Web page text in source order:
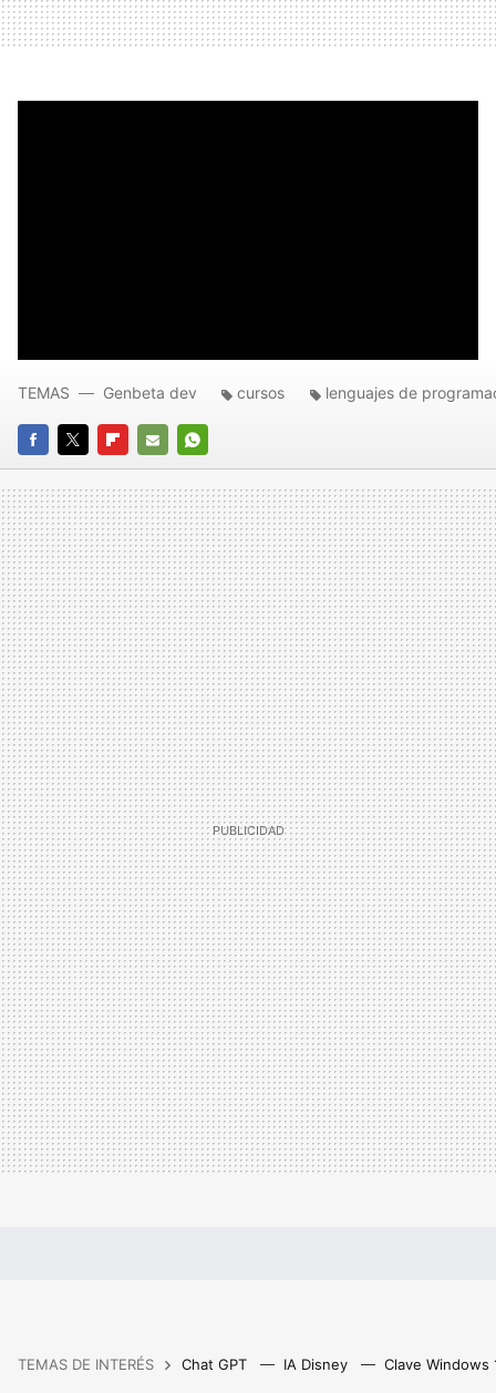
FACEBOOK
TWITTERFLIPBOARD
E-
MAIL
WHATSAPP
TEMAS Genbeta dev cursos lenguajes de
TEMAS DE INTERÉS Chat GPT IA Disney Clave Windows